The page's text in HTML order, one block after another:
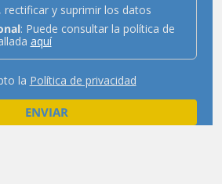
rectificar y suprimir los datos
: Puede consultar la política de
aquí
la Política de privacidad